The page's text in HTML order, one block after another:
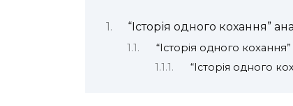
“Історія одного кохання”
“Історія одного
“Історія одного